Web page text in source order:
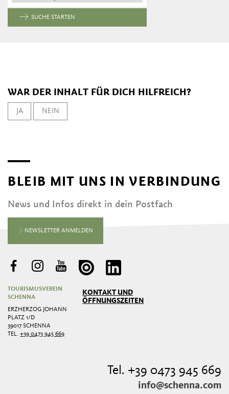
SUCHE STARTEN
WAR DER INHALT FÜR DICH HILFREICH?
JA NEIN
BLEIB MIT UNS IN VERBINDUNG
News und Infos direkt in dein Postfach
NEWSLETTER ANMELDEN
TOURISMUSVEREIN
SCHENNA
ERZHERZOG JOHANN
PLATZ 1/D
39017 SCHENNA
TEL.+39 0473 945 669
KONTAKT UND
ÖFFNUNGSZEITEN
Tel. +39 0473 945 669
info@schenna.com